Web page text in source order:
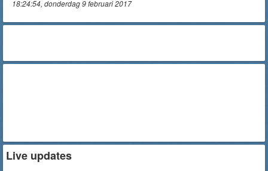
18:24:54, donderdag 9 februari 2017
Live updates